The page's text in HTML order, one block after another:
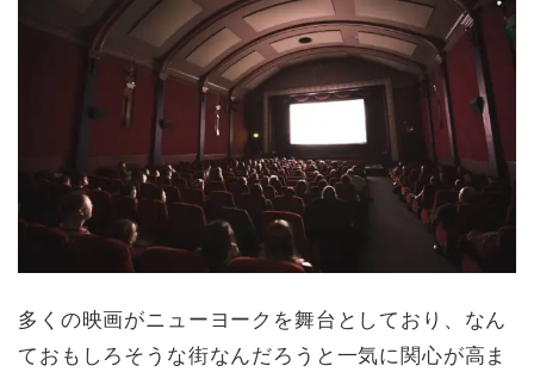
多くの映画がニューヨークを舞台としており、なん
ておもしろそうな街なんだろうと一気に関心が高ま